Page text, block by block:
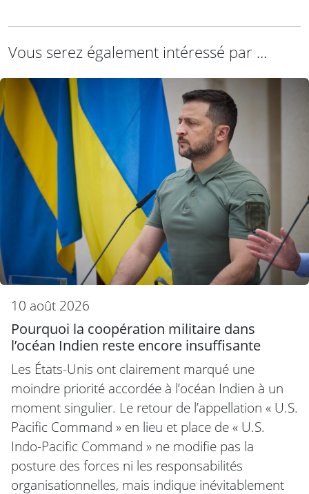
Vous serez également intéressé par ...
10 août 2026
Pourquoi la coopération militaire dans
l’océan Indien reste encore insuffisante
Les États-Unis ont clairement marqué une
moindre priorité accordée à l’océan Indien à un
moment singulier. Le retour de l’appellation « U.S.
Pacific Command » en lieu et place de « U.S.
Indo-Pacific Command » ne modifie pas la
posture des forces ni les responsabilités
organisationnelles, mais indique inévitablement